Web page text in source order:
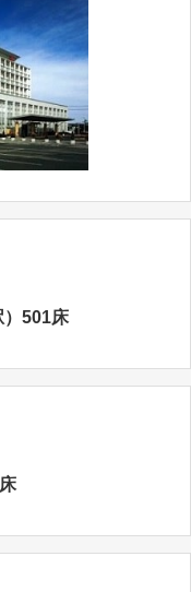
）501床